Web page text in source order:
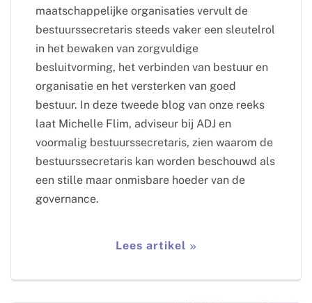
maatschappelijke organisaties vervult de
bestuurssecretaris steeds vaker een sleutelrol
in het bewaken van zorgvuldige
besluitvorming, het verbinden van bestuur en
organisatie en het versterken van goed
bestuur. In deze tweede blog van onze reeks
laat Michelle Flim, adviseur bij ADJ en
voormalig bestuurssecretaris, zien waarom de
bestuurssecretaris kan worden beschouwd als
een stille maar onmisbare hoeder van de
governance.
Lees artikel